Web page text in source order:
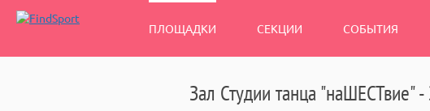
ПЛОЩАДКИ СЕКЦИИ СОБЫТИЯ
Зал Студии танца "наШЕСТвие"